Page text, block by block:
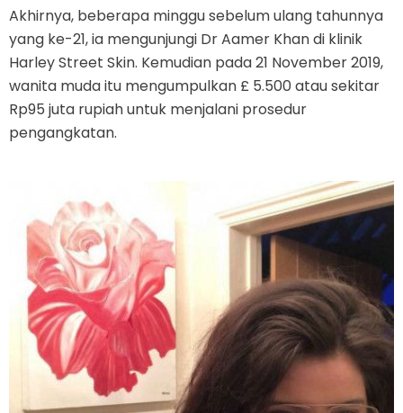
Akhirnya, beberapa minggu sebelum ulang tahunnya
yang ke-21, ia mengunjungi Dr Aamer Khan di klinik
Harley Street Skin. Kemudian pada 21 November 2019,
wanita muda itu mengumpulkan £ 5.500 atau sekitar
Rp95 juta rupiah untuk menjalani prosedur
pengangkatan.